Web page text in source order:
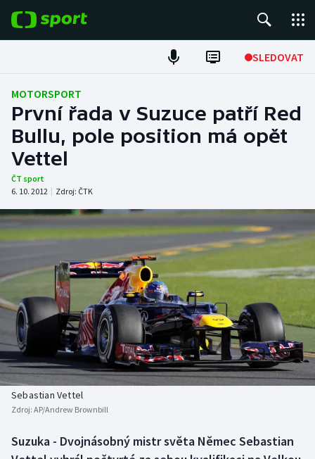
SLEDOVAT
Fotbal
Hokej
Tenis
Atletika
Cyklistika
DALŠÍ SPORTY
Americký fotbal
Baseball a softbal
Basketbal
Biatlon
NEPŘEHLÉDNĚTE
Soutěže
Historické návraty
Aplikace ČT sport
MOTORSPORT
První řada v Suzuce patří Red
Bullu, pole position má opět
Vettel
ČT sport
6. 10. 2012 | Zdroj: ČTK
Sebastian Vettel
Zdroj: AP/Andrew Brownbill
Suzuka - Dvojnásobný mistr světa Němec Sebastian